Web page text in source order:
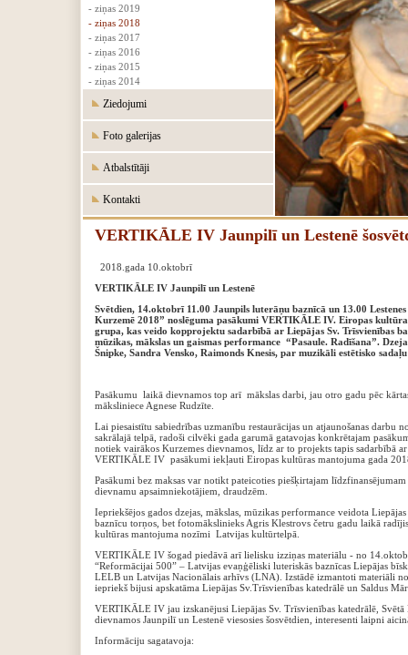
- ziņas 2019
- ziņas 2018
- ziņas 2017
- ziņas 2016
- ziņas 2015
- ziņas 2014
Ziedojumi
Foto galerijas
Atbalstītāji
Kontakti
VERTIKĀLE IV Jaunpilī un Lestenē
2018.gada 10.oktobrī
VERTIKĀLE IV Jaunpilī un Lestenē
Svētdien, 14.oktobrī 11.00 Jaunpils luterāņu baznīcā un 13.00
Kurzemē 2018” noslēguma pasākumi VERTIKĀLE IV. Eiropas
grupa, kas veido kopprojektu sadarbībā ar Liepājas Sv. Trīsvienības
mūzikas, mākslas un gaismas performance “Pasaule. Radīšana”.
Šnipke, Sandra Vensko, Raimonds Knesis, par muzikāli estētisko
Pasākumu laikā dievnamos top arī mākslas darbi, jau otro gadu pēc
māksliniece Agnese Rudzīte.
Lai piesaistītu sabiedrības uzmanību restaurācijas un atjaunošanas
sakrālajā telpā, radoši cilvēki gada garumā gatavojas konkrētajam
notiek vairākos Kurzemes dievnamos, līdz ar to projekts tapis sadarbībā
VERTIKĀLE IV pasākumi iekļauti Eiropas kultūras mantojuma gada
Pasākumi bez maksas var notikt pateicoties piešķirtajam
dievnamu apsaimniekotājiem, draudzēm.
Iepriekšējos gados dzejas, mākslas, mūzikas performance veidota
baznīcu torņos, bet fotomākslinieks Agris Klestrovs četru gadu laikā
kultūras mantojuma nozīmi Latvijas kultūrtelpā.
VERTIKĀLE IV šogad piedāvā arī lielisku izziņas materiālu - no
“Reformācijai 500” – Latvijas evaņģēliski luteriskās baznīcas Liepājas
LELB un Latvijas Nacionālais arhīvs (LNA). Izstādē izmantoti materiāli
iepriekš bijusi apskatāma Liepājas Sv.Trīsvienības katedrālē un Saldus
VERTIKĀLE IV jau izskanējusi Liepājas Sv. Trīsvienības katedrālē,
dievnamos Jaunpilī un Lestenē viesosies šosvētdien, interesenti laipni
Informāciju sagatavoja: